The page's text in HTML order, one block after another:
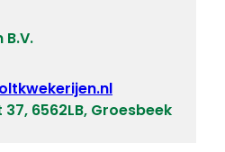
B.V.
6562LB, Groesbeek